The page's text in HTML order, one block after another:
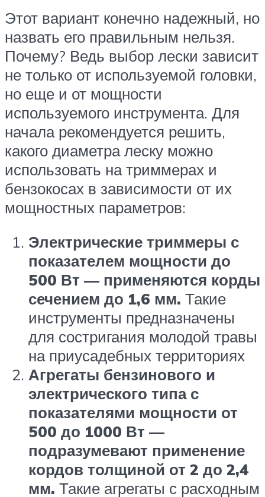
Этот вариант конечно надежный, но
назвать его правильным нельзя.
Почему? Ведь выбор лески зависит
не только от используемой головки,
но еще и от мощности
используемого инструмента. Для
начала рекомендуется решить,
какого диаметра леску можно
использовать на триммерах и
бензокосах в зависимости от их
мощностных параметров:
Электрические триммеры с
показателем мощности до
500 Вт — применяются корды
сечением до 1,6 мм. Такие
инструменты предназначены
для состригания молодой травы
на приусадебных территориях
Агрегаты бензинового и
электрического типа с
показателями мощности от
500 до 1000 Вт —
подразумевают применение
кордов толщиной от 2 до 2,4
мм. Такие агрегаты с расходным